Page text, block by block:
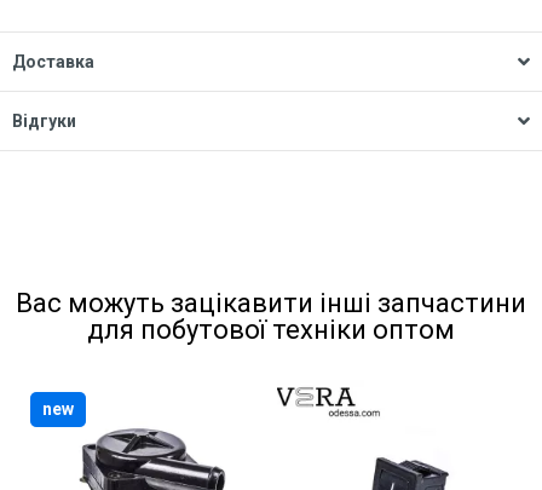
Доставка
Відгуки
Вас можуть зацікавити інші запчастини
для побутової техніки оптом
new